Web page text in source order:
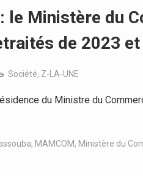
Ministère du
de 2023
Société, Z-LA-UNE
du Ministre du
, MAMCOM, Ministère du